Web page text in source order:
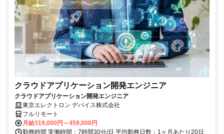
クラウドアプリケーション開発エンジニア
クラウドアプリケーション開発エンジニア
東京エレクトロン デバイス株式会社
フルリモート
月給319,000円～459,000円
勤務時間 実働時間：7時間30分/日 平均勤務日数：1ヶ月あたり20日